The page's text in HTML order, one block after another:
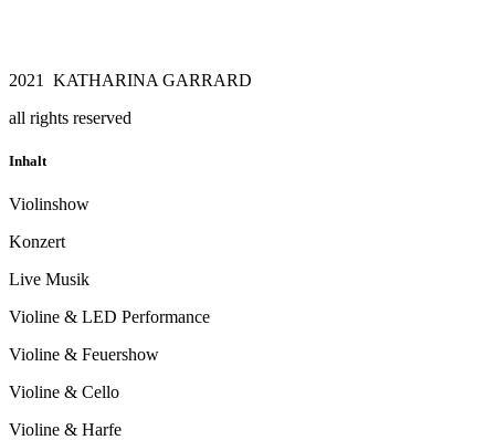
2021 KATHARINA GARRARD
all rights reserved
Inhalt
Violinshow
Konzert
Live Musik
Violine & LED Performance
Violine & Feuershow
Violine & Cello
Violine & Harfe